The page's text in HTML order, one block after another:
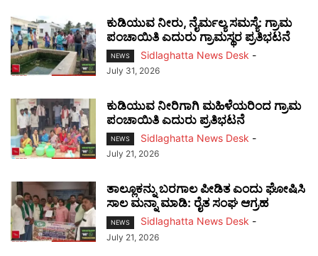
ಕುಡಿಯುವ ನೀರು, ನೈರ್ಮಲ್ಯ ಸಮಸ್ಯೆ: ಗ್ರಾಮ
ಪಂಚಾಯಿತಿ ಎದುರು ಗ್ರಾಮಸ್ಥರ ಪ್ರತಿಭಟನೆ
NEWS Sidlaghatta News Desk -
July 31, 2026
ಕುಡಿಯುವ ನೀರಿಗಾಗಿ ಮಹಿಳೆಯರಿಂದ ಗ್ರಾಮ
ಪಂಚಾಯಿತಿ ಎದುರು ಪ್ರತಿಭಟನೆ
NEWS Sidlaghatta News Desk -
July 21, 2026
ತಾಲ್ಲೂಕನ್ನು ಬರಗಾಲ ಪೀಡಿತ ಎಂದು ಘೋಷಿಸಿ
ಸಾಲ ಮನ್ನಾ ಮಾಡಿ: ರೈತ ಸಂಘ ಆಗ್ರಹ
NEWS Sidlaghatta News Desk -
July 21, 2026